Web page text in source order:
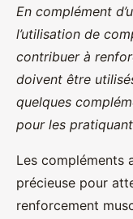
En complément
l’utilisation de
contribuer à
doivent être
quelques
pour les
Les compléments
précieuse pour
renforcement